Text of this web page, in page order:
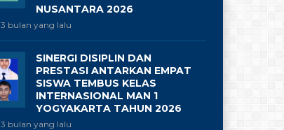
NUSANTARA 2026
3 bulan yang lalu
SINERGI DISIPLIN DAN
PRESTASI ANTARKAN EMPAT
SISWA TEMBUS KELAS
INTERNASIONAL MAN 1
YOGYAKARTA TAHUN 2026
3 bulan yang lalu